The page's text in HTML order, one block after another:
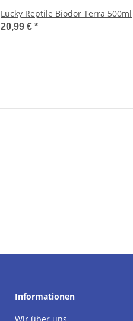
Lucky Reptile Biodor Terra 500ml
20,99 € *
Informationen